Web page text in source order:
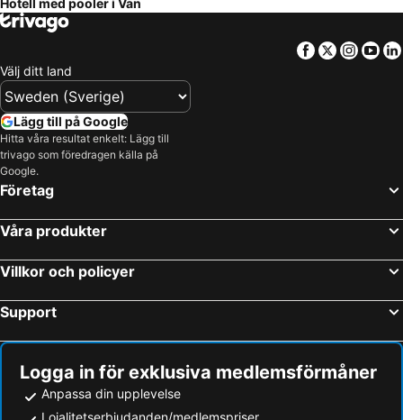
Hotell med pooler i Van
Facebook
Twitter
Välj ditt land
Lägg till på Google
Hitta våra resultat enkelt: Lägg till
trivago som föredragen källa på
Google.
Företag
Våra produkter
Villkor och policyer
Support
Logga in för exklusiva medlemsförmåner
Anpassa din upplevelse
Lojalitetserbjudanden/medlemspriser